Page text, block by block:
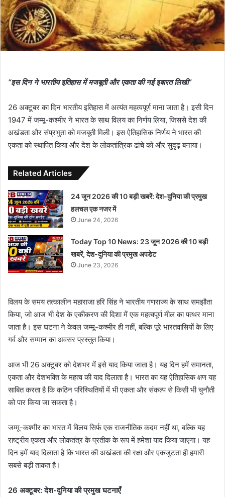
“इस दिन ने भारतीय इतिहास में मजबूती और एकता की नई इबारत लिखी”
26 अक्टूबर का दिन भारतीय इतिहास में अत्यंत महत्वपूर्ण माना जाता है। इसी दिन
1947 में जम्मू-कश्मीर ने भारत के साथ विलय का निर्णय लिया, जिससे देश की
अखंडता और संप्रभुता को मजबूती मिली। इस ऐतिहासिक निर्णय ने भारत की
एकता को स्थापित किया और देश के लोकतांत्रिक ढांचे को और सुदृढ़ बनाया।
Related Articles
24 जून 2026 की 10 बड़ी खबरें: देश-दुनिया की प्रमुख
हलचल एक नजर में
June 24, 2026
Today Top 10 News: 23 जून 2026 की 10 बड़ी
खबरें, देश-दुनिया की प्रमुख अपडेट
June 23, 2026
विलय के समय तत्कालीन महाराजा हरि सिंह ने भारतीय गणराज्य के साथ समझौता
किया, जो आज भी देश के एकीकरण की दिशा में एक महत्वपूर्ण मील का पत्थर माना
जाता है। इस घटना ने केवल जम्मू-कश्मीर ही नहीं, बल्कि पूरे भारतवासियों के लिए
गर्व और सम्मान का अवसर प्रस्तुत किया।
आज भी 26 अक्टूबर को देशभर में इसे याद किया जाता है। यह दिन हमें समानता,
एकता और देशभक्ति के महत्व की याद दिलाता है। भारत का यह ऐतिहासिक क्षण यह
साबित करता है कि कठिन परिस्थितियों में भी एकता और संकल्प से किसी भी चुनौती
को पार किया जा सकता है।
जम्मू-कश्मीर का भारत में विलय सिर्फ एक राजनीतिक कदम नहीं था, बल्कि यह
राष्ट्रीय एकता और लोकतंत्र के प्रतीक के रूप में हमेशा याद किया जाएगा। यह
दिन हमें याद दिलाता है कि भारत की अखंडता की रक्षा और एकजुटता ही हमारी
सबसे बड़ी ताकत है।
26 अक्टूबर: देश-दुनिया की प्रमुख घटनाएँ